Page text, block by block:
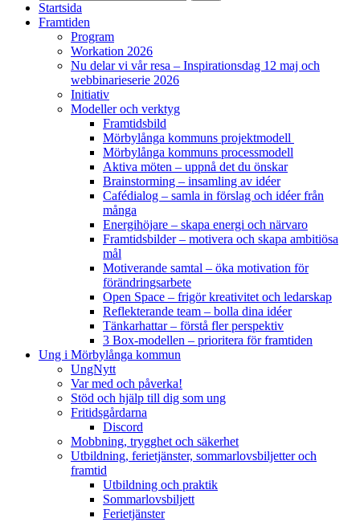
Startsida
Framtiden
Program
Workation 2026
Nu delar vi vår resa – Inspirationsdag 12 maj och
webbinarieserie 2026
Initiativ
Modeller och verktyg
Framtidsbild
Mörbylånga kommuns projektmodell
Mörbylånga kommuns processmodell
Aktiva möten – uppnå det du önskar
Brainstorming – insamling av idéer
Cafédialog – samla in förslag och idéer från
många
Energihöjare – skapa energi och närvaro
Framtidsbilder – motivera och skapa ambitiösa
mål
Motiverande samtal – öka motivation för
förändringsarbete
Open Space – frigör kreativitet och ledarskap
Reflekterande team – bolla dina idéer
Tänkarhattar – förstå fler perspektiv
3 Box-modellen – prioritera för framtiden
Ung i Mörbylånga kommun
UngNytt
Var med och påverka!
Stöd och hjälp till dig som ung
Fritidsgårdarna
Discord
Mobbning, trygghet och säkerhet
Utbildning, ferietjänster, sommarlovsbiljetter och
framtid
Utbildning och praktik
Sommarlovsbiljett
Ferietjänster